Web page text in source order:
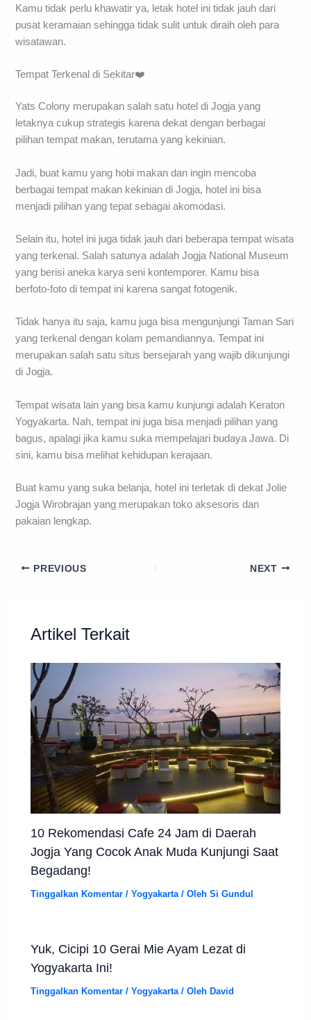
Kamu tidak perlu khawatir ya, letak hotel ini tidak jauh dari
pusat keramaian sehingga tidak sulit untuk diraih oleh para
wisatawan.
Tempat Terkenal di Sekitar❤️
Yats Colony merupakan salah satu hotel di Jogja yang
letaknya cukup strategis karena dekat dengan berbagai
pilihan tempat makan, terutama yang kekinian.
Jadi, buat kamu yang hobi makan dan ingin mencoba
berbagai tempat makan kekinian di Jogja, hotel ini bisa
menjadi pilihan yang tepat sebagai akomodasi.
Selain itu, hotel ini juga tidak jauh dari beberapa tempat wisata
yang terkenal. Salah satunya adalah Jogja National Museum
yang berisi aneka karya seni kontemporer. Kamu bisa
berfoto-foto di tempat ini karena sangat fotogenik.
Tidak hanya itu saja, kamu juga bisa mengunjungi Taman Sari
yang terkenal dengan kolam pemandiannya. Tempat ini
merupakan salah satu situs bersejarah yang wajib dikunjungi
di Jogja.
Tempat wisata lain yang bisa kamu kunjungi adalah Keraton
Yogyakarta. Nah, tempat ini juga bisa menjadi pilihan yang
bagus, apalagi jika kamu suka mempelajari budaya Jawa. Di
sini, kamu bisa melihat kehidupan kerajaan.
Buat kamu yang suka belanja, hotel ini terletak di dekat Jolie
Jogja Wirobrajan yang merupakan toko aksesoris dan
pakaian lengkap.
PREVIOUS NEXT
Artikel Terkait
10 Rekomendasi Cafe 24 Jam di Daerah
Jogja Yang Cocok Anak Muda Kunjungi Saat
Begadang!
Tinggalkan Komentar /Yogyakarta/ OlehSi Gundul
Yuk, Cicipi 10 Gerai Mie Ayam Lezat di
Yogyakarta Ini!
Tinggalkan Komentar /Yogyakarta / OlehDavid